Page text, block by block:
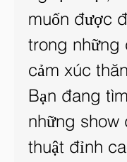
muốn được
trong những
cảm xúc
Bạn đang
những show
thuật đỉnh